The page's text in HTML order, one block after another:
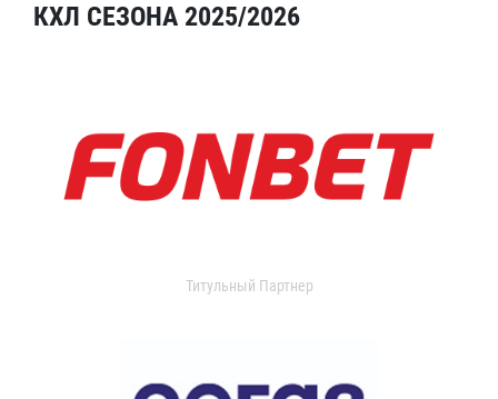
КХЛ СЕЗОНА 2025/2026
Титульный Партнер